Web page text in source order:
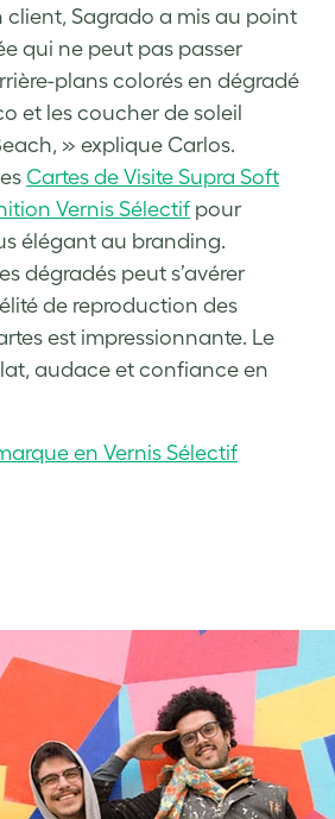
Sagrado a mis au point
qui ne peut pas passer
plans colorés en dégradé
et les coucher de soleil
» explique Carlos.
Cartes de Visite Supra Soft
Vernis Sélectif pour
élégant au branding.
dégradés peut s’avérer
de reproduction des
est impressionnante. Le
audace et confiance en
en Vernis Sélectif